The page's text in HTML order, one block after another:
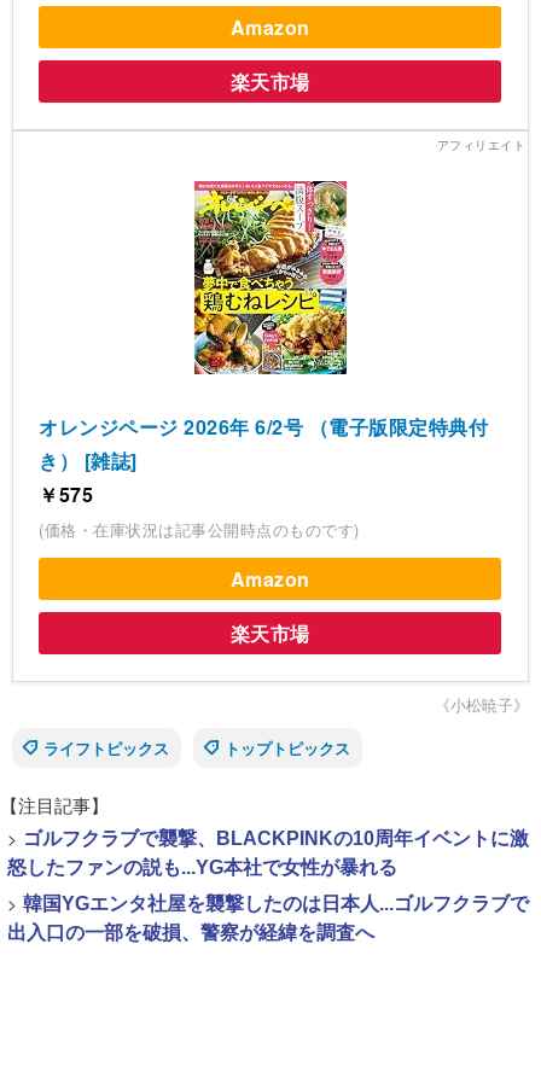
Amazon
楽天市場
オレンジページ 2026年 6/2号 （電子版限定特典付
き） [雑誌]
￥575
(価格・在庫状況は記事公開時点のものです)
Amazon
楽天市場
《小松暁子》
ライフトピックス
トップトピックス
【注目記事】
> ゴルフクラブで襲撃、BLACKPINKの10周年イベントに激
怒したファンの説も...YG本社で女性が暴れる
> 韓国YGエンタ社屋を襲撃したのは日本人...ゴルフクラブで
出入口の一部を破損、警察が経緯を調査へ